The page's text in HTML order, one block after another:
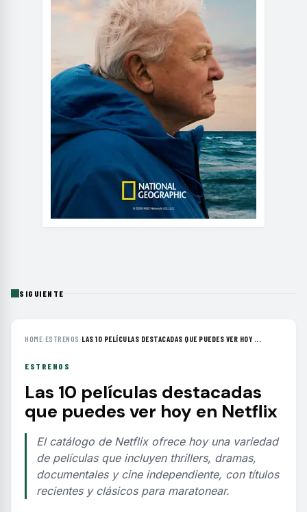
SIGUIENTE
HOME›ESTRENOS ›LAS 10 PELÍCULAS DESTACADAS QUE PUEDES VER HOY ...
ESTRENOS
Las 10 películas destacadas
que puedes ver hoy en Netflix
El catálogo de Netflix ofrece hoy una variedad
de películas que incluyen thrillers, dramas,
documentales y cine independiente, con títulos
recientes y clásicos para maratonear.